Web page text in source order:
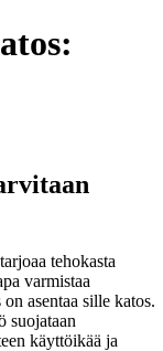
tehokasta
varmistaa
asentaa sille katos.
suojataan
käyttöikää ja